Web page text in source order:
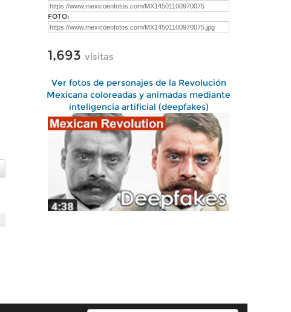
FOTO:
1,693 visitas
Ver fotos de personajes de la Revolución
Mexicana coloreadas y animadas mediante
inteligencia artificial (deepfakes)